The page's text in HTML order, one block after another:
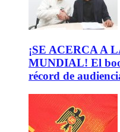
¡SE ACERCA A
MUNDIAL! El
récord de